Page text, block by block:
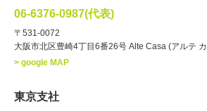
・ジャンル
ナレーター
06-6376-0987(代表)
〒531-0072
大阪市北区豊崎4丁目6番26号 Alte Casa (アルテ
> google MAP
東京支社